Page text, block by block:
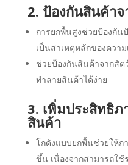
2. ป้องกันสินค้าจ
การยกพื้นสูงช่วยป้องกั
เป็นสาเหตุหลักของควา
ช่วยป้องกันสินค้าจากสัต
ทำลายสินค้าได้ง่าย
3. เพิ่มประสิทธิภ
สินค้า
โกดังแบบยกพื้นช่วยให้ก
ขึ้น เนื่องจากสามารถใ